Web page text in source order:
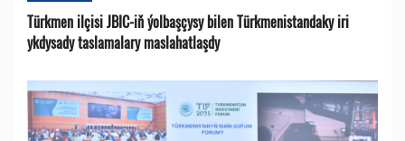
Türkmen ilçisi JBIC-iň ýolbaşçysy bilen Türkmenistandaky iri
ykdysady taslamalary maslahatlaşdy